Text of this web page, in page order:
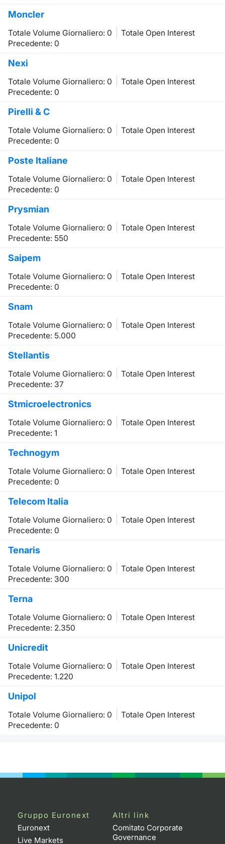
Moncler
Totale Volume Giornaliero: 0
Totale Open Interest
Precedente: 0
Nexi
Totale Volume Giornaliero: 0
Totale Open Interest
Precedente: 0
Pirelli & C
Totale Volume Giornaliero: 0
Totale Open Interest
Precedente: 0
Poste Italiane
Totale Volume Giornaliero: 0
Totale Open Interest
Precedente: 0
Prysmian
Totale Volume Giornaliero: 0
Totale Open Interest
Precedente: 550
Saipem
Totale Volume Giornaliero: 0
Totale Open Interest
Precedente: 0
Snam
Totale Volume Giornaliero: 0
Totale Open Interest
Precedente: 5.000
Stellantis
Totale Volume Giornaliero: 0
Totale Open Interest
Precedente: 37
Stmicroelectronics
Totale Volume Giornaliero: 0
Totale Open Interest
Precedente: 1
Technogym
Totale Volume Giornaliero: 0
Totale Open Interest
Precedente: 0
Telecom Italia
Totale Volume Giornaliero: 0
Totale Open Interest
Precedente: 0
Tenaris
Totale Volume Giornaliero: 0
Totale Open Interest
Precedente: 300
Terna
Totale Volume Giornaliero: 0
Totale Open Interest
Precedente: 2.350
Unicredit
Totale Volume Giornaliero: 0
Totale Open Interest
Precedente: 1.220
Unipol
Totale Volume Giornaliero: 0
Totale Open Interest
Precedente: 0
Gruppo Euronext
Euronext
Live Markets
Altri link
Comitato Corporate
Governance